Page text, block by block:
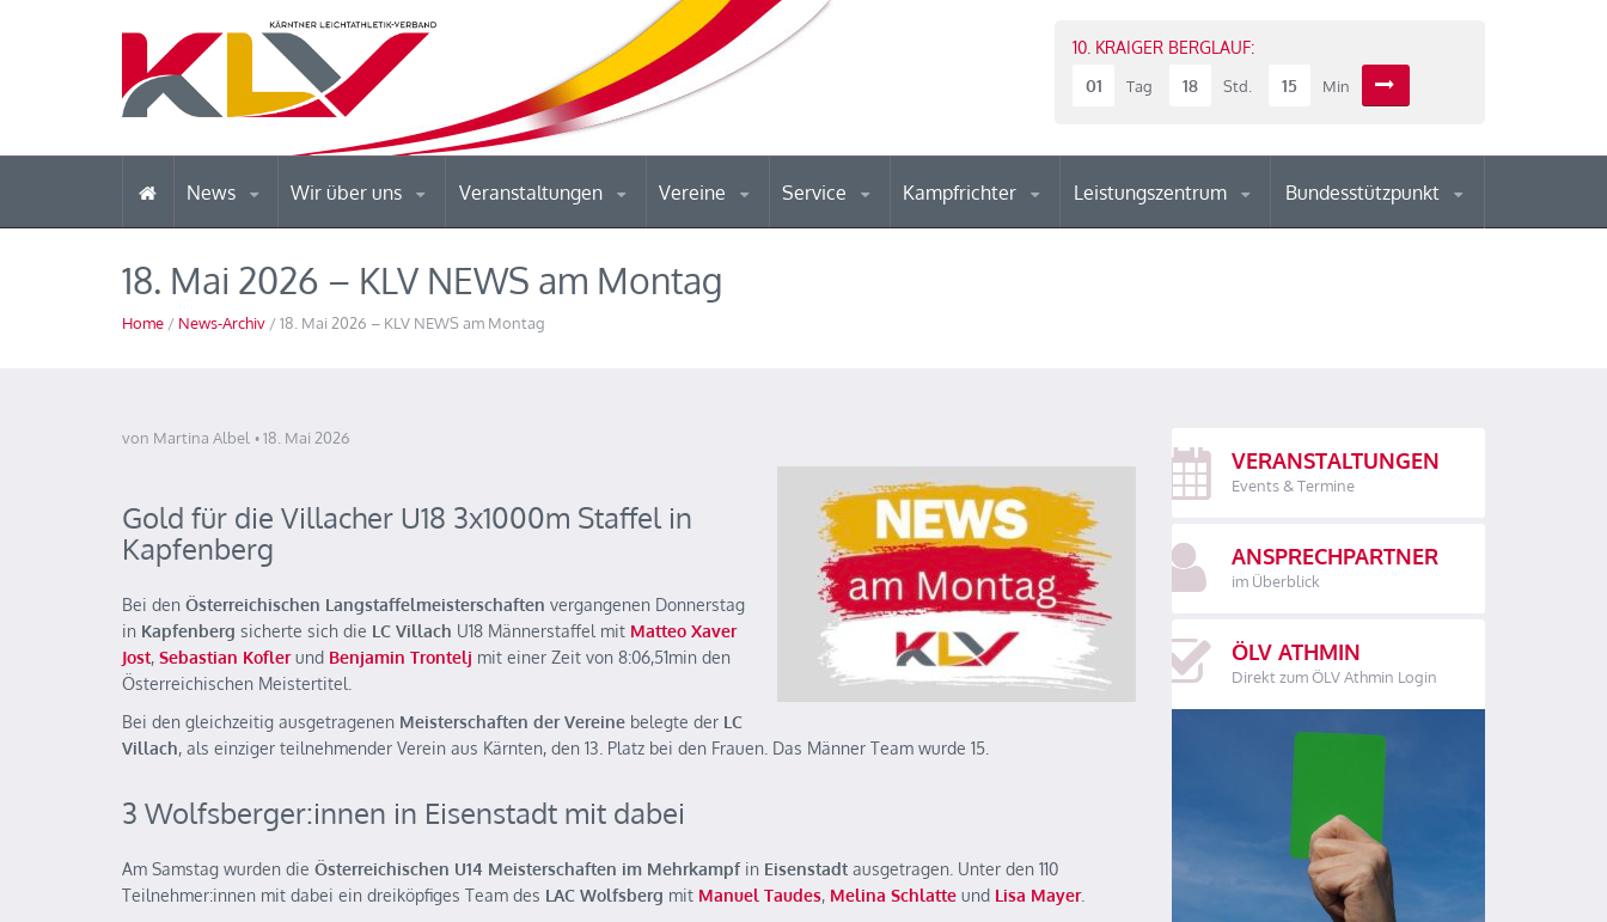
10. KRAIGER BERGLAUF:
01
Tag 18 Std. 15 Min
News Wir über uns Veranstaltungen Vereine Service Kampfrichter Leistungszentrum Bundesstützpunkt
18. Mai 2026 – KLV NEWS am Montag
Home / News-Archiv / 18. Mai 2026 – KLV NEWS am Montag
von Martina Albel 18. Mai 2026
Gold für die Villacher U18 3x1000m Staffel in
Kapfenberg
Bei den Österreichischen Langstaffelmeisterschaften vergangenen Donnerstag
in Kapfenberg sicherte sich die LC Villach U18 Männerstaffel mit Matteo Xaver
Jost, Sebastian Kofler und Benjamin Trontelj mit einer Zeit von 8:06,51min den
Österreichischen Meistertitel.
Bei den gleichzeitig ausgetragenen Meisterschaften der Vereine belegte der LC
Villach, als einziger teilnehmender Verein aus Kärnten, den 13. Platz bei den Frauen. Das Männer Team wurde 15.
3 Wolfsberger:innen in Eisenstadt mit dabei
Am Samstag wurden die Österreichischen U14 Meisterschaften im Mehrkampfin Eisenstadt ausgetragen. Unter den 110
Teilnehmer:innen mit dabei ein dreiköpfiges Team des LAC Wolfsberg mit Manuel Taudes, Melina Schlatte und Lisa Mayer.
VERANSTALTUNGEN
Events & Termine
ANSPRECHPARTNER
im Überblick
ÖLV ATHMIN
Direkt zum ÖLV Athmin Login